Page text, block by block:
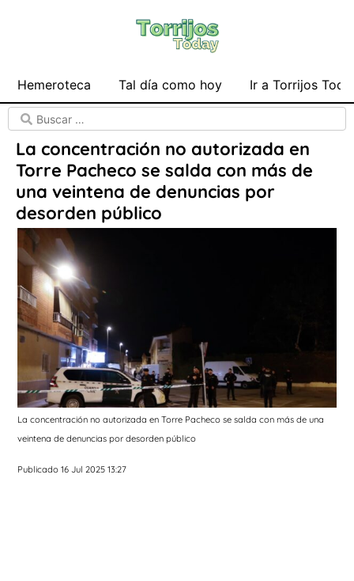
Hemeroteca Tal día como hoy Ir a Torrijos
La concentración no autorizada en
Torre Pacheco se salda con más de
una veintena de denuncias por
desorden público
La concentración no autorizada en Torre Pacheco se salda con más de una
veintena de denuncias por desorden público
Publicado 16 Jul 2025 13:27